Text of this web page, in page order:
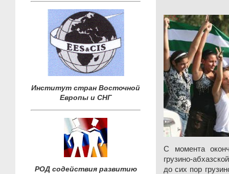
Институт стран Восточной
Европы и СНГ
РОД содействия развитию
С момента
грузино-
до сих пор